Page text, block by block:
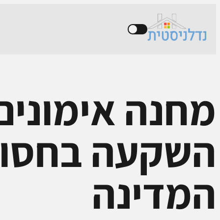
מחנה
השקעה
המדינה